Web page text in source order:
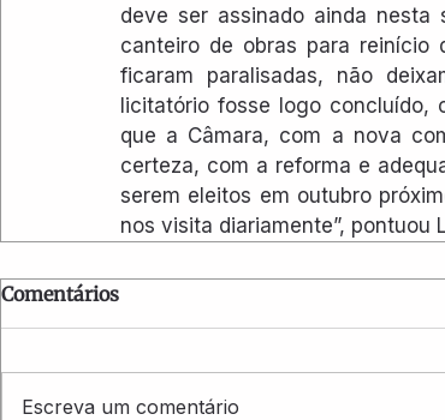
deve ser assinado ainda
canteiro de obras para reinício
ficaram paralisadas, não
licitatório fosse logo concluído,
que a Câmara, com a nova
certeza, com a reforma e
serem eleitos em outubro
nos visita diariamente”, pontuou
Comentários
Escreva um comentário